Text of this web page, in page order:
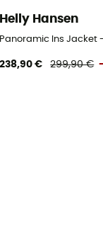
homme
Helly Hansen
Panoramic Ins Jacket
238,90 € 299,90 €